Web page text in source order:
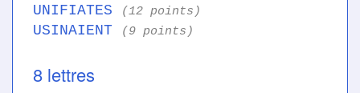
UNIFIATES (12 points)
USINAIENT (9 points)
8 lettres